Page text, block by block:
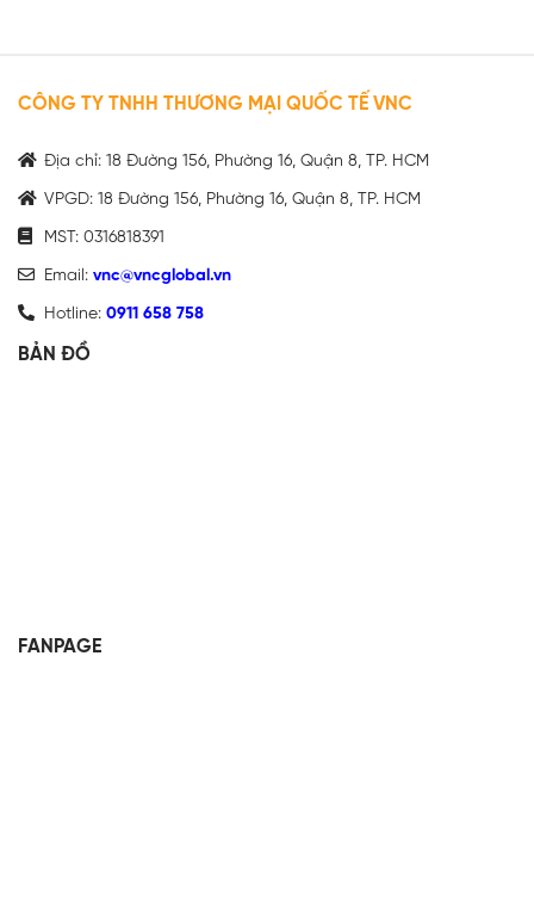
CÔNG TY TNHH THƯƠNG MẠI QUỐC TẾ VNC
Địa chỉ: 18 Đường 156, Phường 16, Quận 8, TP. HCM
VPGD: 18 Đường 156, Phường 16, Quận 8, TP. HCM
MST: 0316818391
Email: vnc@vncglobal.vn
Hotline: 0911 658 758
BẢN ĐỒ
FANPAGE